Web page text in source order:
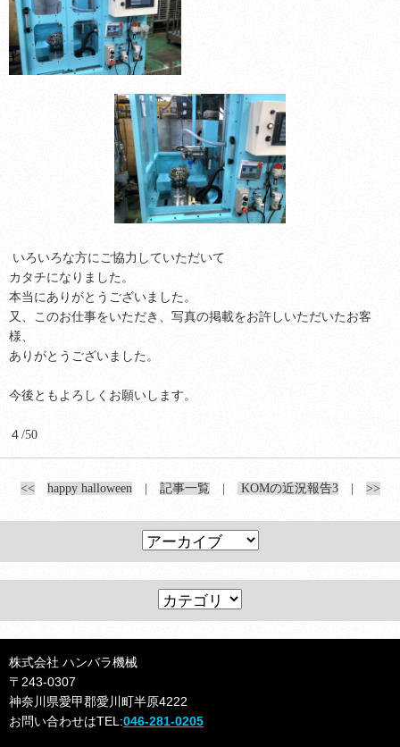
いろいろな方にご協力していただいて
カタチになりました。
本当にありがとうございました。
又、このお仕事をいただき、写真の掲載をお許しいただいたお客
様、
ありがとうございました。
今後ともよろしくお願いします。
４/50
<< happy halloween 記事一覧| KOMの近況報告3| >>
株式会社 ハンバラ機械
〒243-0307
神奈川県愛甲郡愛川町半原4222
お問い合わせはTEL :046-281-0205